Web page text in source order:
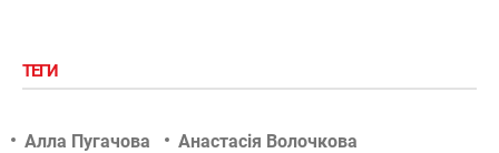
ТЕГИ
Алла Пугачова
Анастасія Волочкова